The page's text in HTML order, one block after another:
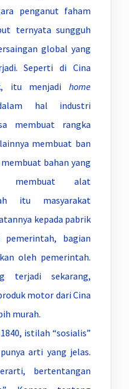
penganut faham
ternyata sungguh
global yang
Seperti di Cina
itu menjadi home
hal industri
membuat rangka
membuat ban
bahan yang
membuat alat
itu masyarakat
kepada pabrik
bagian
oleh pemerintah.
terjadi sekarang,
motor dari Cina
murah.
istilah “sosialis”
arti yang jelas.
bertentangan